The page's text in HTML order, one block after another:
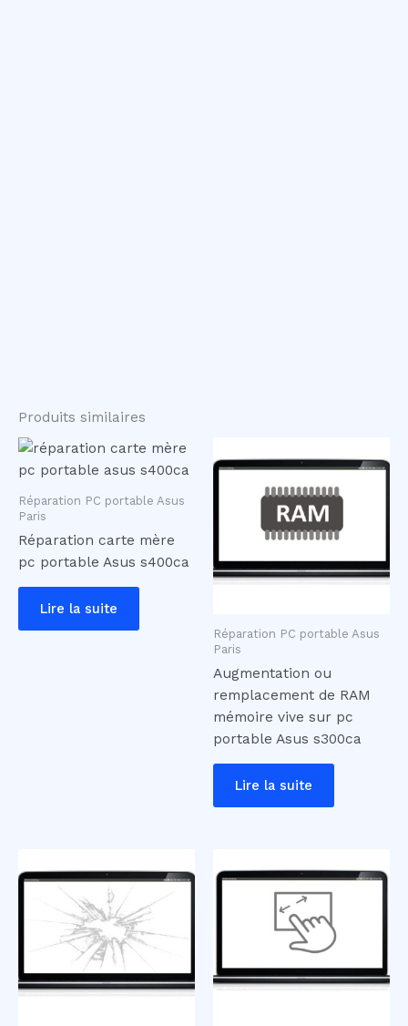
Produits similaires
Réparation PC portable Asus
Paris
Réparation carte mère
pc portable Asus s400ca
Lire la suite
Réparation PC portable Asus
Paris
Augmentation ou
remplacement de RAM
mémoire vive sur pc
portable Asus s300ca
Lire la suite